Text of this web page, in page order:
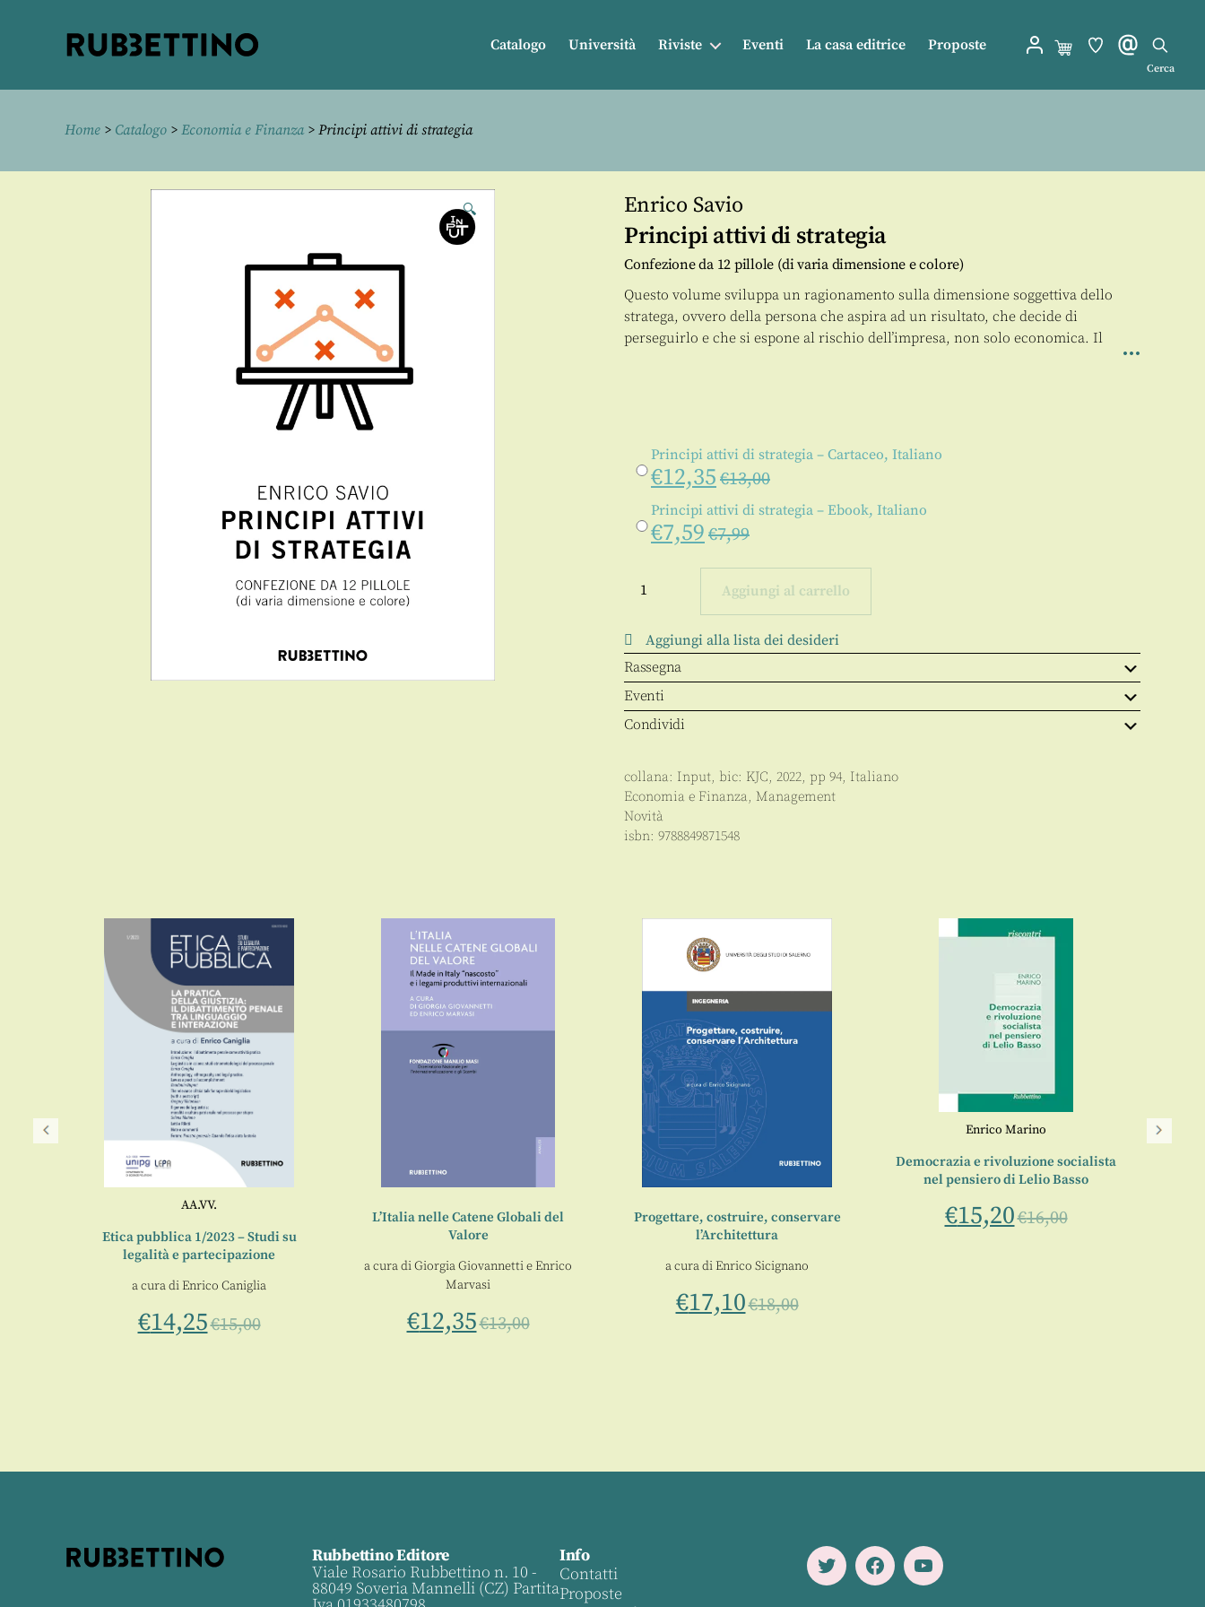
Catalogo Università Riviste Eventi La casa editrice Proposte
Cerca
Home > Catalogo > Economia e Finanza> Principi attivi di strategia
🔍 Enrico Savio
Principi attivi di strategia
Confezione da 12 pillole (di varia dimensione e colore)
Questo volume sviluppa un ragionamento sulla dimensione soggettiva dello
stratega, ovvero della persona che aspira ad un risultato, che decide di
perseguirlo e che si espone al rischio dell’impresa, non solo economica. Il
Principi attivi di strategia – Cartaceo, Italiano
€12,35 €13,00
Principi attivi di strategia – Ebook, Italiano
€7,59 €7,99
attivi
quantità
Aggiungi al carrello
Aggiungi alla lista dei desideri
Rassegna
Eventi
Condividi
collana: Input, bic: KJC, 2022, pp 94, Italiano
Economia e Finanza, Management
Novità
isbn: 9788849871548
AA.VV.
Etica pubblica 1/2023 – Studi su
legalità e partecipazione
a cura diEnrico Caniglia
€14,25€15,00
L’Italia nelle Catene Globali del
Valore
a cura diGiorgia GiovannettieEnrico
Marvasi
€12,35€13,00
Progettare, costruire, conservare
l’Architettura
a cura diEnrico Sicignano
€17,10€18,00
Enrico Marino
Democrazia e rivoluzione socialista
nel pensiero di Lelio Basso
€15,20€16,00
Rubbettino Editore
Viale Rosario Rubbettino n. 10 -
88049 Soveria Mannelli (CZ) Partita
Info
Contatti
Proposte
TwitterFacebookYoutube